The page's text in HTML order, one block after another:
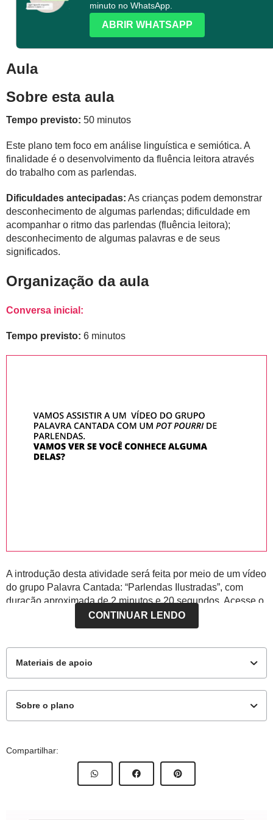
minuto no WhatsApp.
ABRIR WHATSAPP
Aula
Sobre esta aula
Tempo previsto: 50 minutos
Este plano tem foco em análise linguística e semiótica. A
finalidade é o desenvolvimento da fluência leitora através
do trabalho com as parlendas.
Dificuldades antecipadas: As crianças podem demonstrar
desconhecimento de algumas parlendas; dificuldade em
acompanhar o ritmo das parlendas (fluência leitora);
desconhecimento de algumas palavras e de seus
significados.
Organização da aula
Conversa inicial:
Tempo previsto: 6 minutos
A introdução desta atividade será feita por meio de um vídeo
do grupo Palavra Cantada: “Parlendas Ilustradas”, com
duração aproximada de 2 minutos e 20 segundos. Acesse o
https://www.youtube.com/watch?
v=cqp4N_Hqxvs
CONTINUAR LENDO
Materiais de apoio
Sobre o plano
Este plano de atividade foi elaborado pelo time de autores
NOVA ESCOLA.
Compartilhar: